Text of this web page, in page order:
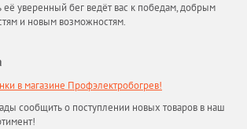
её уверенный бег ведёт вас к победам, добрым
и новым возможностям.
в магазине Профэлектробогрев!
сообщить о поступлении новых товаров в наш